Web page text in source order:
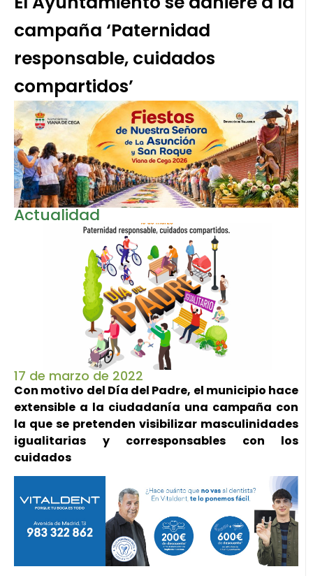
campaña ‘Paternidad
responsable, cuidados
compartidos’
Actualidad
17 de marzo de 2022
Con motivo del Día del Padre, el municipio hace
extensible a la ciudadanía una campaña con
la que se pretenden visibilizar masculinidades
igualitarias y corresponsables con los
cuidados